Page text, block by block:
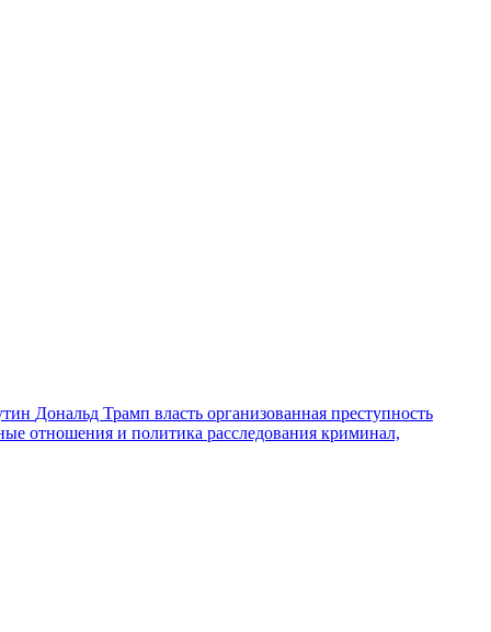
Дональд Трамп власть организованная преступность
отношения и политика расследования криминал,